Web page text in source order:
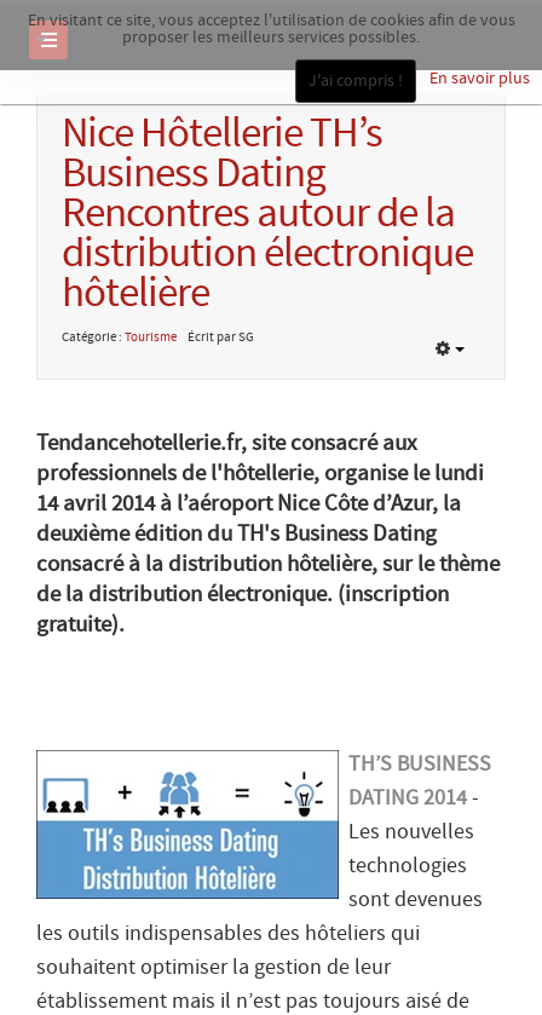
En visitant ce site, vous acceptez l'utilisation de cookies afin de vous
proposer les meilleurs services possibles.
En savoir plus
J'ai compris !
Nice Hôtellerie TH’s
Business Dating
Rencontres autour de la
distribution électronique
hôtelière
Catégorie : Tourisme Écrit par SG
Tendancehotellerie.fr, site consacré aux
professionnels de l'hôtellerie, organise le lundi
14 avril 2014 à l’aéroport Nice Côte d’Azur, la
deuxième édition du TH's Business Dating
consacré à la distribution hôtelière, sur le thème
de la distribution électronique. (inscription
gratuite).
TH’S BUSINESS
DATING 2014 -
Les nouvelles
technologies
sont devenues
les outils indispensables des hôteliers qui
souhaitent optimiser la gestion de leur
établissement mais il n’est pas toujours aisé de